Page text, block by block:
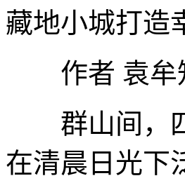
藏地小城打造
作者 袁牟
群山间，四
在清晨日光下